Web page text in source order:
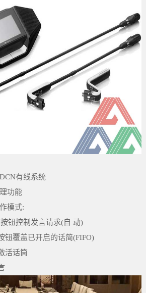
有线系统
功能
模式:
钮控制发言请求(自 动)
钮覆盖已开启的话简(FIFO)
活话筒